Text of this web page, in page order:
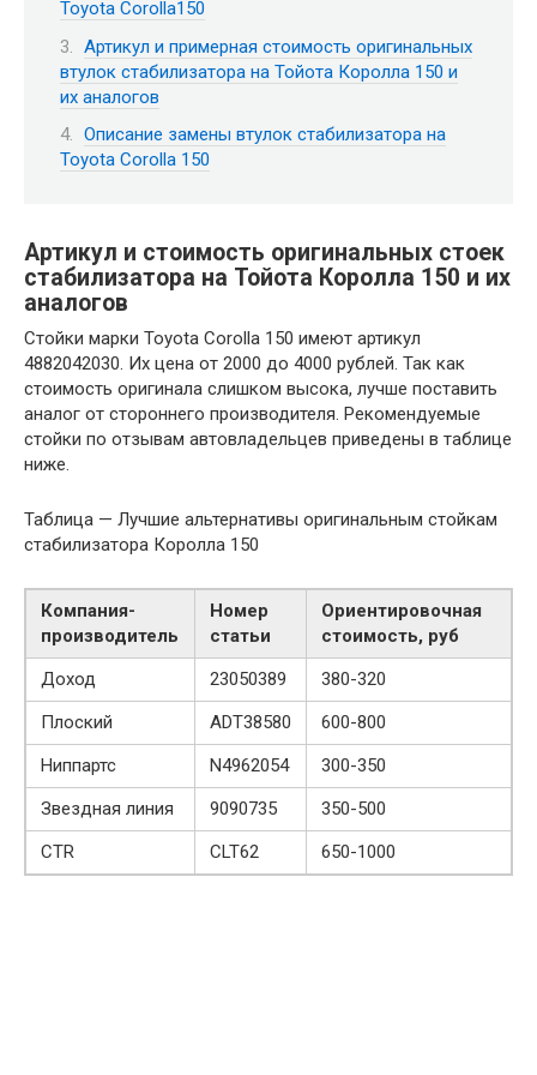
Toyota Corolla150
Артикул и примерная стоимость оригинальных
втулок стабилизатора на Тойота Королла 150 и
их аналогов
Описание замены втулок стабилизатора на
Toyota Corolla 150
Артикул и стоимость оригинальных стоек
стабилизатора на Тойота Королла 150 и их
аналогов
Стойки марки Toyota Corolla 150 имеют артикул
4882042030. Их цена от 2000 до 4000 рублей. Так как
стоимость оригинала слишком высока, лучше поставить
аналог от стороннего производителя. Рекомендуемые
стойки по отзывам автовладельцев приведены в таблице
ниже.
Таблица — Лучшие альтернативы оригинальным стойкам
стабилизатора Королла 150
Компания-
производитель
Номер
статьи
Ориентировочная
стоимость, руб
Доход
23050389
380-320
Плоский
ADT38580
600-800
Ниппартс
N4962054
300-350
Звездная линия
9090735
350-500
CTR
CLT62 650-1000